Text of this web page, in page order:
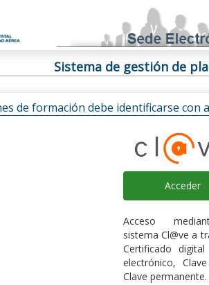
Sistema de gestión de
de formación debe identificarse
Acceder
Acceso
sistema Cl@ve a
Certificado
electrónico,
Clave permanente.